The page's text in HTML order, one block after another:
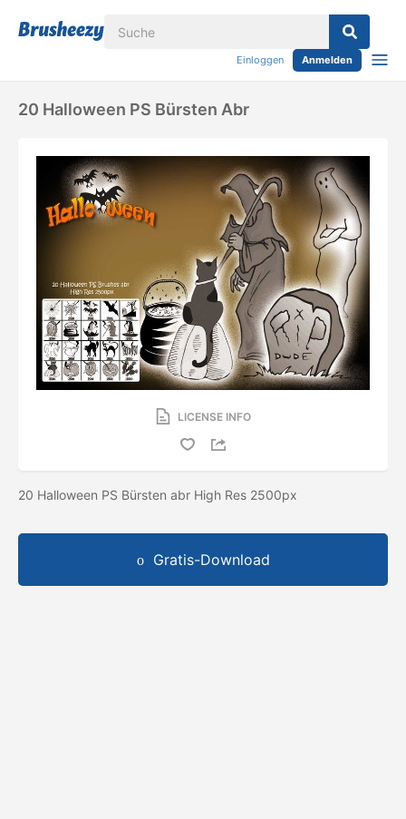
Einloggen Anmelden
20 Halloween PS Bürsten Abr
LICENSE INFO
20 Halloween PS Bürsten abr High Res 2500px
Gratis-Download